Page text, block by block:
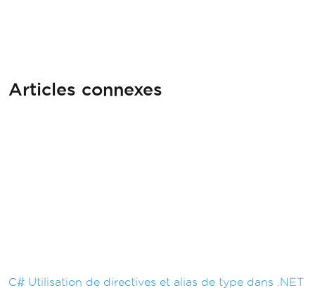
Articles connexes
C# Utilisation de directives et alias de type dans .NET